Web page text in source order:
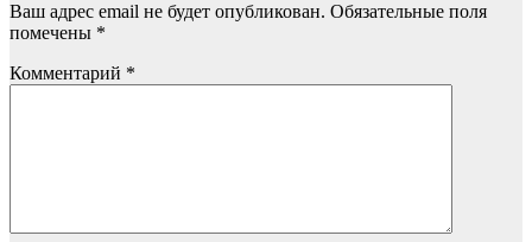
Ваш адрес email не будет опубликован. Обязательные поля
помечены *
Комментарий *